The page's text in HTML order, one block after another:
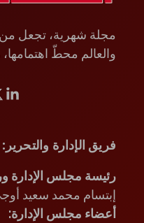
مجلة شهرية، تجعل من
والعالم محطّ
فريق الإدارة والتحرير :
رئيسة مجلس الإدارة
إبتسام محمد سعيد
أعضاء مجلس الإدارة: